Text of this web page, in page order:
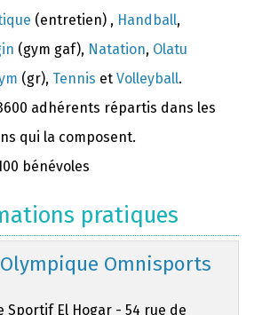
(entretien) , Handball,
(gym gaf), Natation, Olatu
(gr), Tennis et Volleyball.
adhérents répartis dans les
qui la composent.
bénévoles
pratiques
Omnisports
Sportif El Hogar - 54 rue de